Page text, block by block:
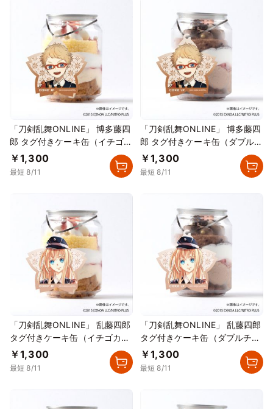
「刀剣乱舞ONLINE」 博多藤四
郎 タグ付きケーキ缶（イチゴカ
スタード）
￥1,300
最短 8/11
「刀剣乱舞ONLINE」 博多藤四
郎 タグ付きケーキ缶（ダブルチ
ョコレート）
￥1,300
最短 8/11
「刀剣乱舞ONLINE」 乱藤四郎
タグ付きケーキ缶（イチゴカス
タード）
￥1,300
最短 8/11
「刀剣乱舞ONLINE」 乱藤四郎
タグ付きケーキ缶（ダブルチョ
コレート）
￥1,300
最短 8/11